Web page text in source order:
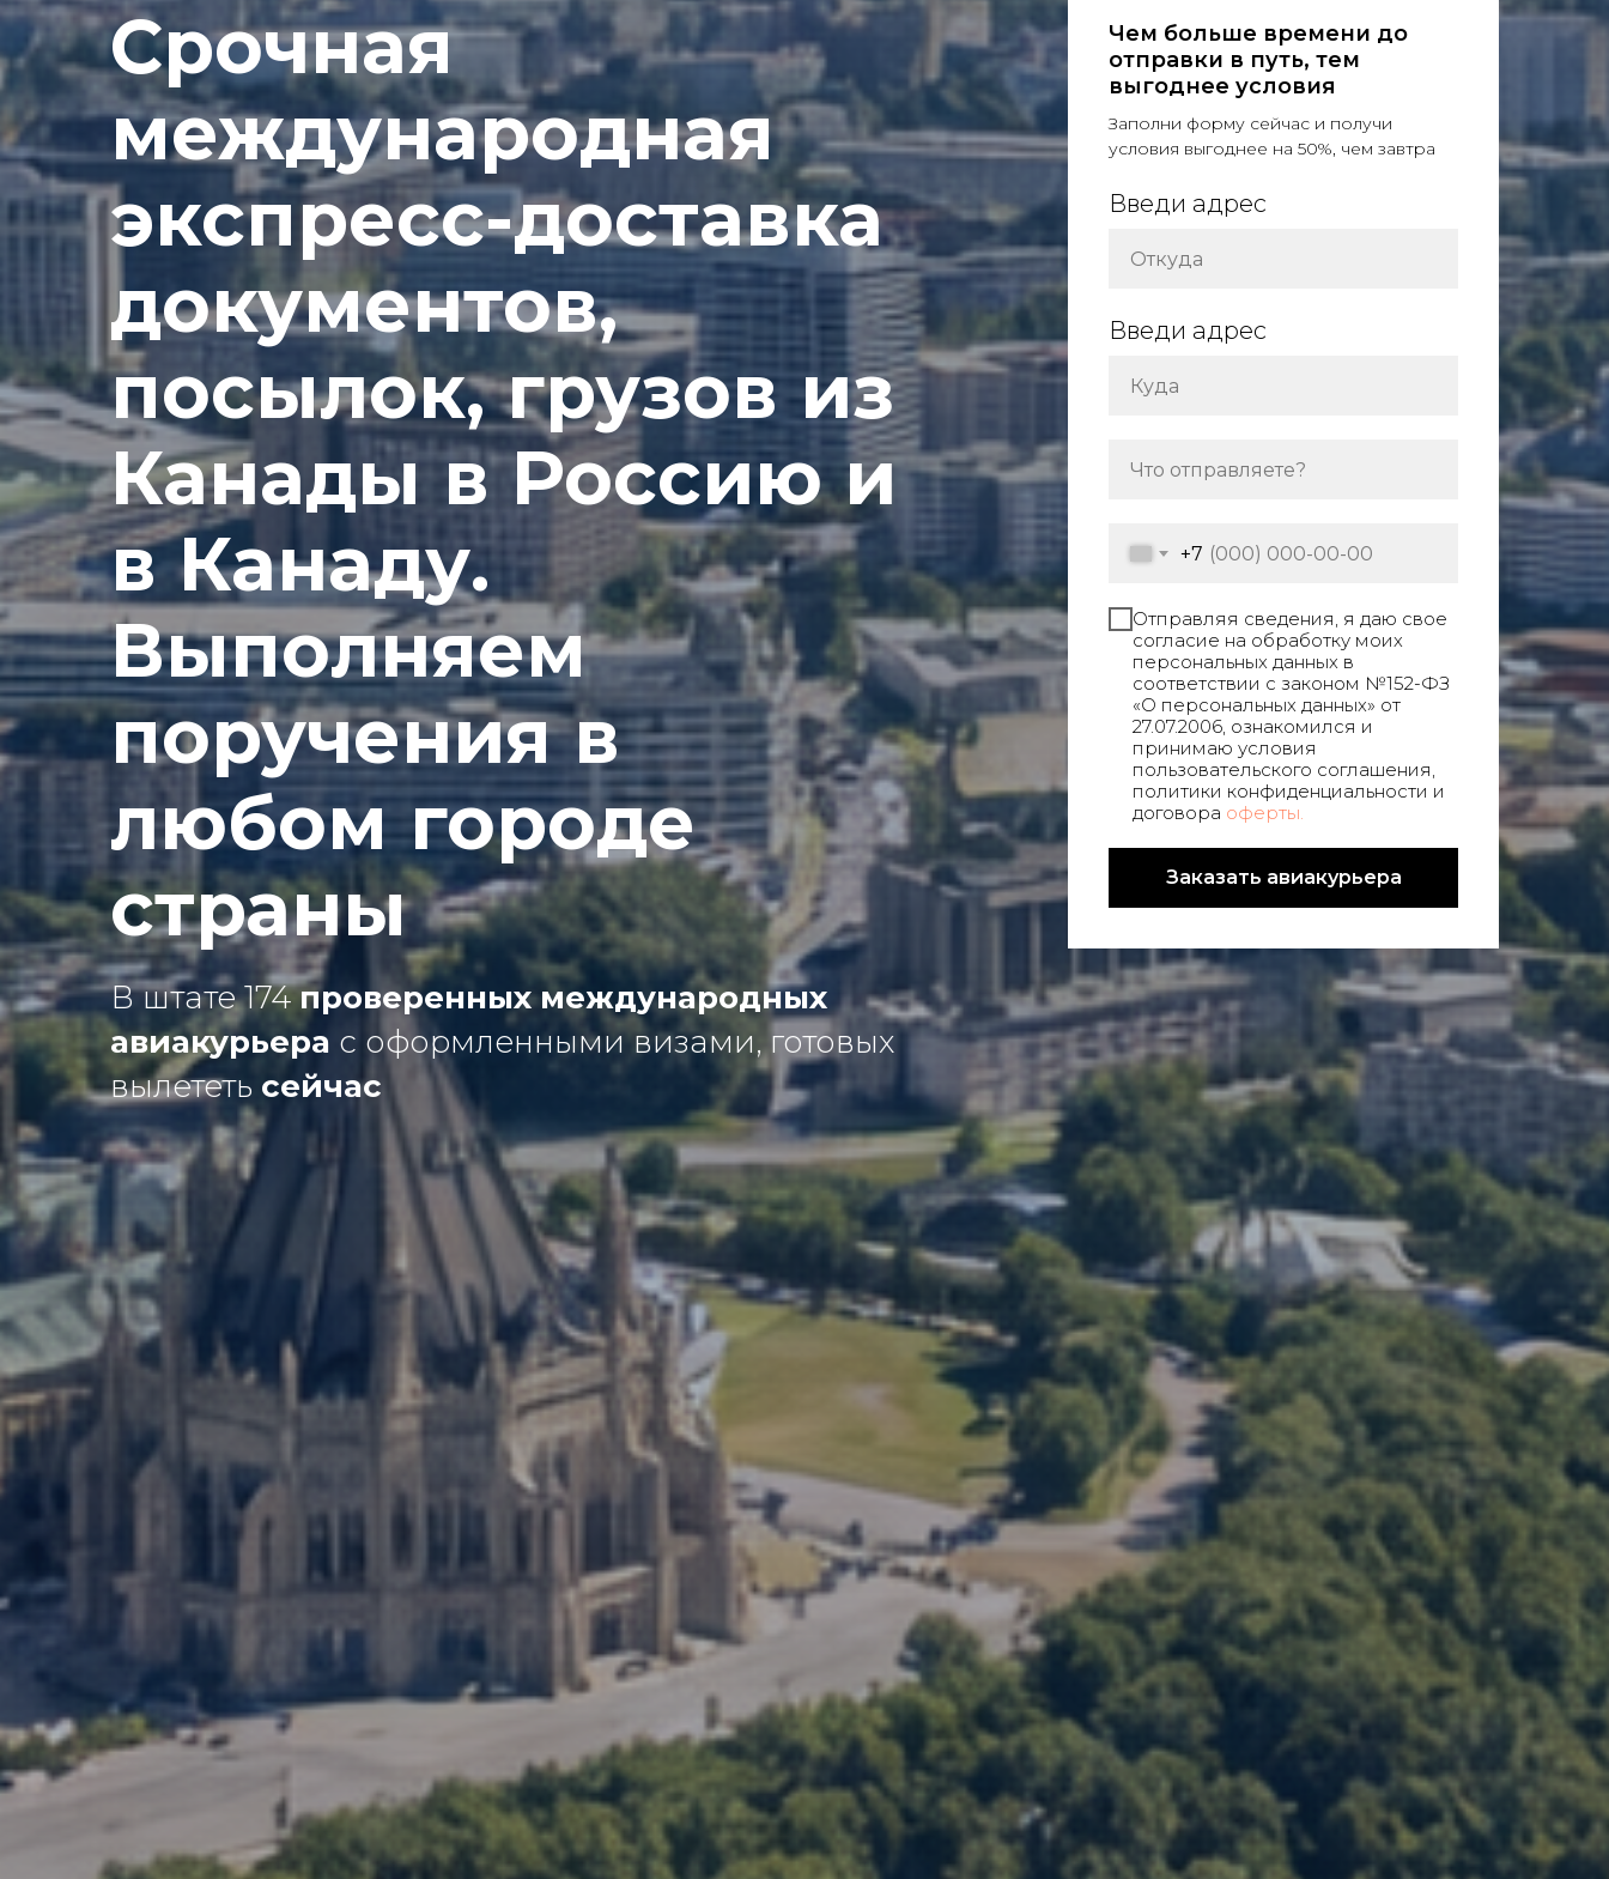
Срочная
международная
экспресс-доставка
документов,
посылок, грузов из
Канады в Россию и
в Канаду.
Выполняем
поручения в
любом городе
страны
В штате 174проверенных международных
авиакурьера с оформленными визами, готовых
вылететь сейчас
Чем больше времени до
отправки в путь, тем
выгоднее условия
Заполни форму сейчас и получи
условия выгоднее на 50%, чем завтра
Введи адрес
Введи адрес
+7
Отправляя сведения, я даю свое
согласие на обработку моих
персональных данных в
соответствии с законом №152-ФЗ
«О персональных данных» от
27.07.2006, ознакомился и
принимаю условия
пользовательского соглашения,
политики конфиденциальности и
договора оферты.
Заказать авиакурьера